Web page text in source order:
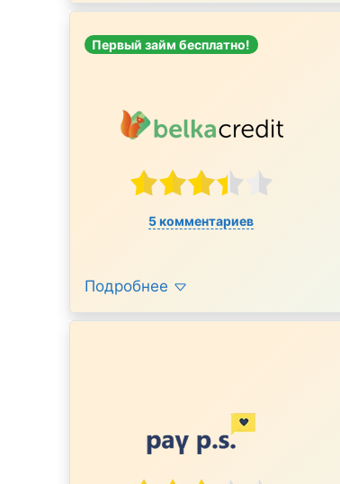
Первый займ бесплатно!
5 комментариев
Подробнее